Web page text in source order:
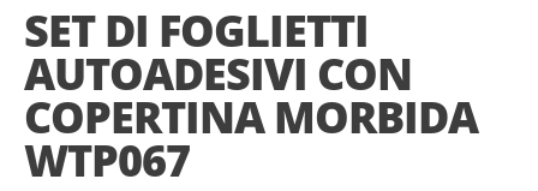
beginning
of
the
images
gallery
SET DI FOGLIETTI
AUTOADESIVI CON
COPERTINA MORBIDA
WTP067